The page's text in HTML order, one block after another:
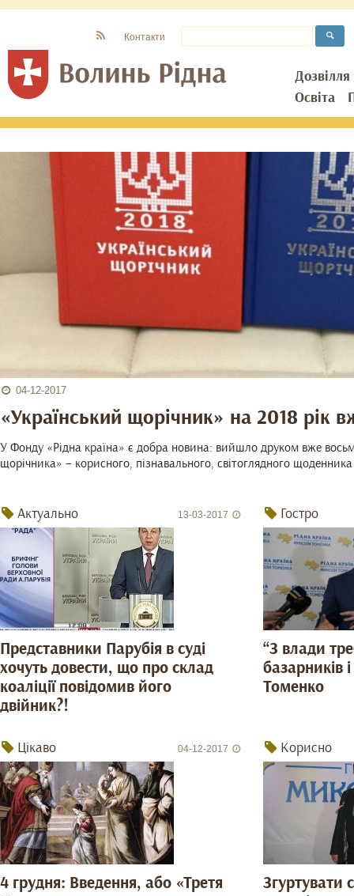
Дозвілля
Освіта
Контакти
04-12-2017
«Український щорічник» на 2018 рік
У Фонду «Рідна країна» є добра новина: вийшло друком вже
щорічника» – корисного, пізнавального, світоглядного щоденника
Актуально 13-03-2017
Представники Парубія в суді
хочуть довести, що про склад
коаліції повідомив його
двійник?!
Гостро
“З влади
базарників
Томенко
Цікаво 04-12-2017
4 грудня: Введення, або «Третя
Корисно
Згуртувати